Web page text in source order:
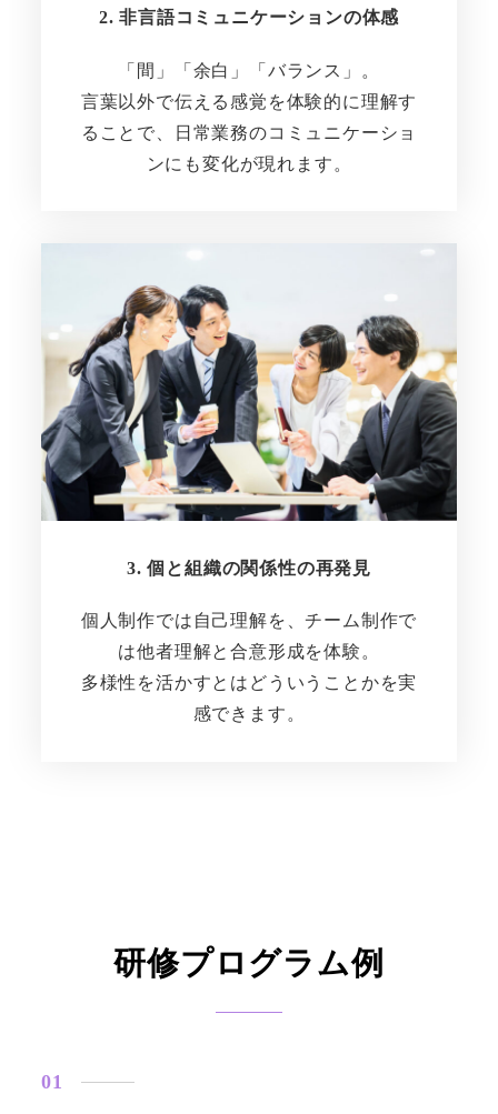
2. 非言語コミュニケーションの体感
「間」「余白」「バランス」。
言葉以外で伝える感覚を体験的に理解す
ることで、日常業務のコミュニケーショ
ンにも変化が現れます。
3. 個と組織の関係性の再発見
個人制作では自己理解を、チーム制作で
は他者理解と合意形成を体験。
多様性を活かすとはどういうことかを実
感できます。
研修プログラム例